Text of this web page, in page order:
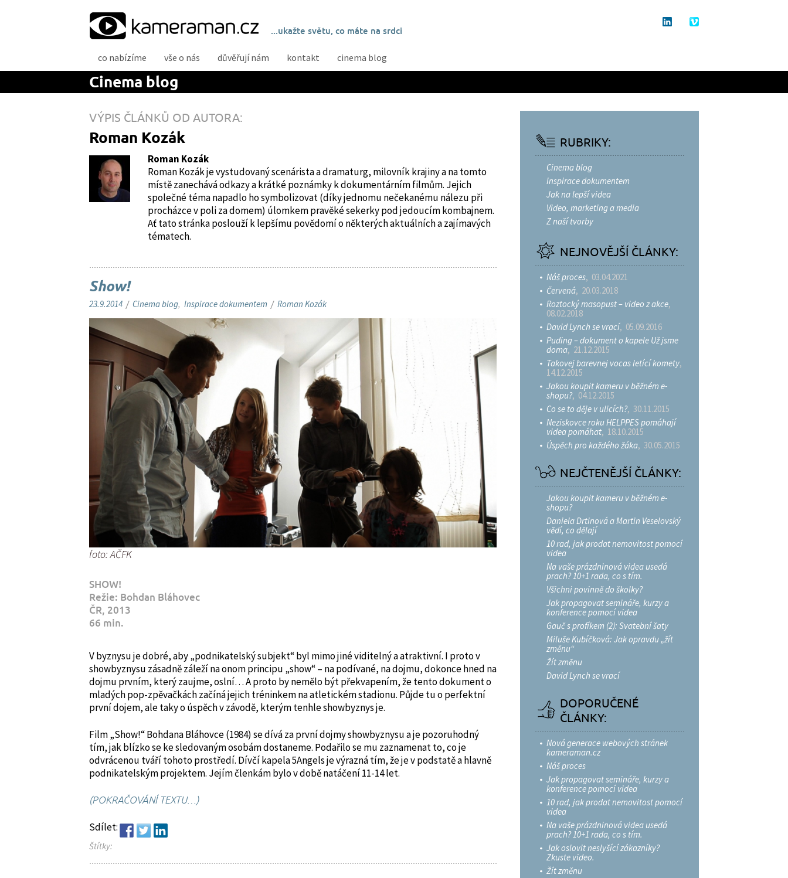
...ukažte světu, co máte na srdci
e
co nabízíme vše o nás důvěřují nám kontakt cinema blog
Cinema blog
VÝPIS ČLÁNKŮ OD AUTORA:
Roman Kozák
Roman Kozák
Roman Kozák je vystudovaný scenárista a dramaturg, milovník krajiny a na tomto
místě zanechává odkazy a krátké poznámky k dokumentárním filmům. Jejich
společné téma napadlo ho symbolizovat (díky jednomu nečekanému nálezu při
procházce v poli za domem) úlomkem pravěké sekerky pod jedoucím kombajnem.
Ať tato stránka poslouží k lepšímu povědomí o některých aktuálních a zajímavých
tématech.
Show!
23.9.2014 / Cinema blog, Inspirace dokumentem / Roman Kozák
foto: AČFK
SHOW!
Režie: Bohdan Bláhovec
ČR, 2013
66 min.
V byznysu je dobré, aby „podnikatelský subjekt“ byl mimo jiné viditelný a atraktivní. I proto v
showbyznysu zásadně záleží na onom principu „show“ – na podívané, na dojmu, dokonce hned na
dojmu prvním, který zaujme, oslní… A proto by nemělo být překvapením, že tento dokument o
mladých pop-zpěvačkách začíná jejich tréninkem na atletickém stadionu. Půjde tu o perfektní
první dojem, ale taky o úspěch v závodě, kterým tenhle showbyznys je.
Film „Show!“ Bohdana Bláhovce (1984) se dívá za první dojmy showbyznysu a je pozoruhodný
tím, jak blízko se ke sledovaným osobám dostaneme. Podařilo se mu zaznamenat to, co je
odvrácenou tváří tohoto prostředí. Dívčí kapela 5Angels je výrazná tím, že je v podstatě a hlavně
podnikatelským projektem. Jejím členkám bylo v době natáčení 11-14 let.
(POKRAČOVÁNÍ TEXTU…)
Sdílet:
Štítky:
RUBRIKY:
Cinema blog
Inspirace dokumentem
Jak na lepší videa
Video, marketing a media
Z naší tvorby
NEJNOVĚJŠÍ ČLÁNKY:
Náš proces, 03.04.2021
Červená, 20.03.2018
Roztocký masopust – video z akce,
08.02.2018
David Lynch se vrací, 05.09.2016
Puding – dokument o kapele Už jsme
doma, 21.12.2015
Takovej barevnej vocas letící komety,
14.12.2015
Jakou koupit kameru v běžném e-
shopu?, 04.12.2015
Co se to děje v ulicích?, 30.11.2015
Neziskovce roku HELPPES pomáhají
videa pomáhat, 18.10.2015
Úspěch pro každého žáka, 30.05.2015
NEJČTENĚJŠÍ ČLÁNKY:
Jakou koupit kameru v běžném e-
shopu?
Daniela Drtinová a Martin Veselovský
vědí, co dělají
10 rad, jak prodat nemovitost pomocí
videa
Na vaše prázdninová videa usedá
prach? 10+1 rada, co s tím.
Všichni povinně do školky?
Jak propagovat semináře, kurzy a
konference pomocí videa
Gauč s profíkem (2): Svatební šaty
Miluše Kubíčková: Jak opravdu „žít
změnu“
Žít změnu
David Lynch se vrací
DOPORUČENÉ
ČLÁNKY:
Nová generace webových stránek
kameraman.cz
Náš proces
Jak propagovat semináře, kurzy a
konference pomocí videa
10 rad, jak prodat nemovitost pomocí
videa
Na vaše prázdninová videa usedá
prach? 10+1 rada, co s tím.
Jak oslovit neslyšící zákazníky?
Zkuste video.
Žít změnu